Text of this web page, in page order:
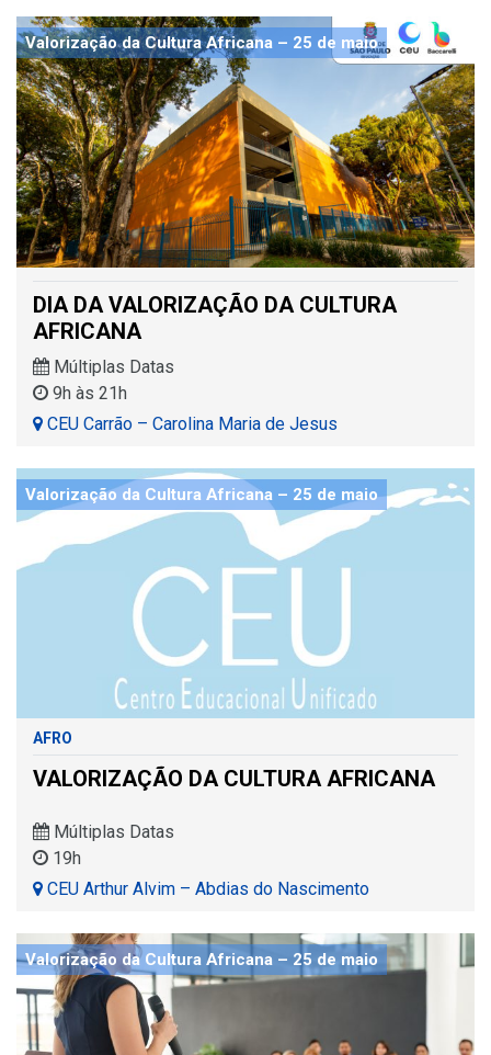
Valorização da Cultura Africana – 25 de maio
DIA DA VALORIZAÇÃO DA CULTURA
AFRICANA
Múltiplas Datas
9h às 21h
CEU Carrão – Carolina Maria de Jesus
Valorização da Cultura Africana – 25 de maio
AFRO
VALORIZAÇÃO DA CULTURA AFRICANA
Múltiplas Datas
19h
CEU Arthur Alvim – Abdias do Nascimento
Valorização da Cultura Africana – 25 de maio